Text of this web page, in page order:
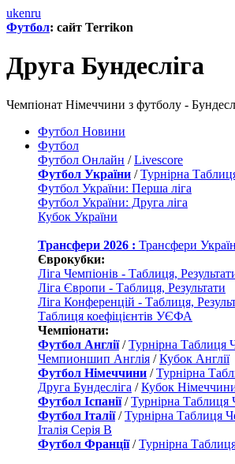
ukenru
Футбол: сайт Terrikon
Друга Бундесліга
Чемпіонат Німеччини з футболу -
Футбол Новини
Футбол
Футбол Онлайн /Livescore
Футбол України /Турнірна
Футбол України: Перша ліга
Футбол України: Друга ліга
Кубок України
Трансфери 2026 : Трансфери
Єврокубки:
Ліга Чемпіонів - Таблиця,
Ліга Європи - Таблиця, Результати
Ліга Конференцій - Таблиця,
Таблиця коефіцієнтів УЄФА
Чемпіонати:
Футбол Англії/Турнірна Таблиця
Чемпионшип Англія /Кубок Англії
Футбол Німеччини /Турнірна
Друга Бундесліга /Кубок
Футбол Іспанії/Турнірна Таблиця
Футбол Італії/Турнірна Таблиця
Італія Серія B
Футбол Франції/Турнірна